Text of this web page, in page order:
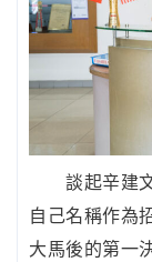
談起辛建文
自己名稱作為
大馬後的第一